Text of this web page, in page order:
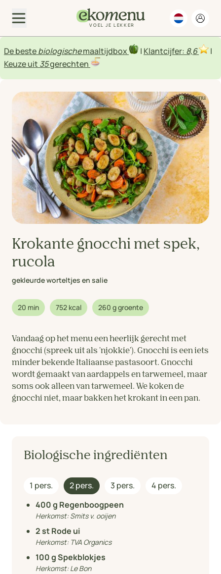
VOEL JE LEKKER
De bestebiologischemaaltijdbox | Klantcijfer: 8,6
|
Keuze uit 35gerechten
Krokante gnocchi met spek,
rucola
gekleurde worteltjes en salie
20 min 752 kcal 260 g groente
Vandaag op het menu een heerlijk gerecht met
gnocchi (spreek uit als 'njokkie'). Gnocchi is een iets
minder bekende Italiaanse pastasoort. Gnocchi
wordt gemaakt van aardappels en tarwemeel, maar
soms ook alleen van tarwemeel. We koken de
gnocchi niet, maar bakken het krokant in een pan.
Biologische ingrediënten
1 pers. 2 pers. 3 pers.
4 pers.
400g Regenboogpeen
Herkomst:Smits v. ooijen
2st Rode ui
Herkomst: TVA Organics
100g Spekblokjes
Herkomst:Le Bon